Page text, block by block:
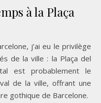
à la Plaça
de la ville : la Plaça del
est probablement le
de la ville, offrant une
gothique de Barcelone.